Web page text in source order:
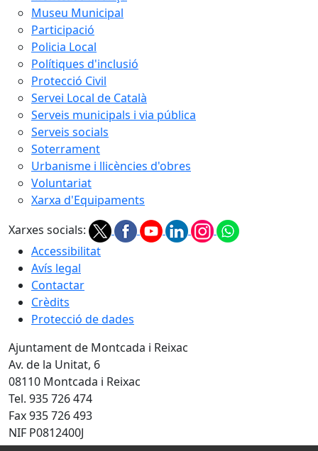
Museu Municipal
Participació
Policia Local
Polítiques d'inclusió
Protecció Civil
Servei Local de Català
Serveis municipals i via pública
Serveis socials
Soterrament
Urbanisme i llicències d'obres
Voluntariat
Xarxa d'Equipaments
Xarxes socials:
Accessibilitat
Avís legal
Contactar
Crèdits
Protecció de dades
Ajuntament de Montcada i Reixac
Av. de la Unitat, 6
08110 Montcada i Reixac
Tel. 935 726 474
Fax 935 726 493
NIF P0812400J